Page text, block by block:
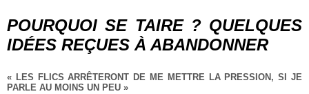
POURQUOI SE TAIRE ? QUELQUES
IDÉES REÇUES À ABANDONNER
« LES FLICS ARRÊTERONT DE ME METTRE LA PRESSION, SI JE
PARLE AU MOINS UN PEU »